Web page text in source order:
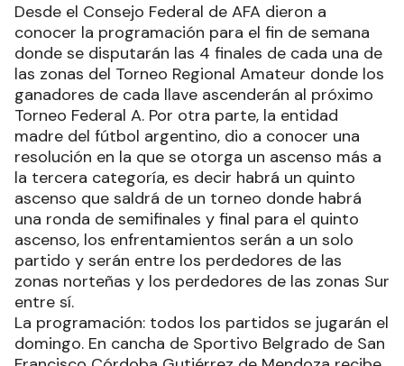
Desde el Consejo Federal de AFA dieron a
conocer la programación para el fin de semana
donde se disputarán las 4 finales de cada una de
las zonas del Torneo Regional Amateur donde los
ganadores de cada llave ascenderán al próximo
Torneo Federal A. Por otra parte, la entidad
madre del fútbol argentino, dio a conocer una
resolución en la que se otorga un ascenso más a
la tercera categoría, es decir habrá un quinto
ascenso que saldrá de un torneo donde habrá
una ronda de semifinales y final para el quinto
ascenso, los enfrentamientos serán a un solo
partido y serán entre los perdedores de las
zonas norteñas y los perdedores de las zonas Sur
entre sí.
La programación: todos los partidos se jugarán el
domingo. En cancha de Sportivo Belgrado de San